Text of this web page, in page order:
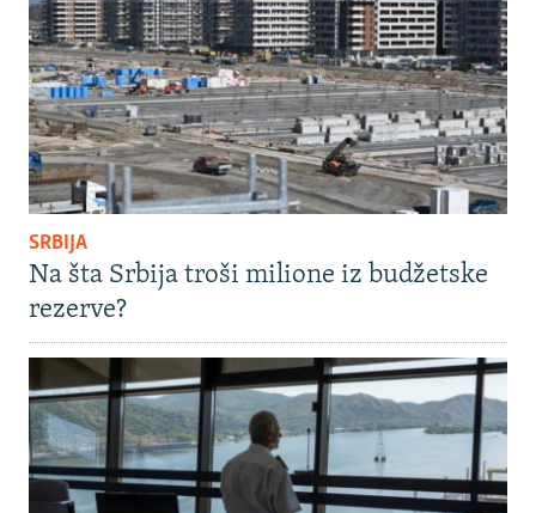
SRBIJA
Na šta Srbija troši milione iz budžetske
rezerve?